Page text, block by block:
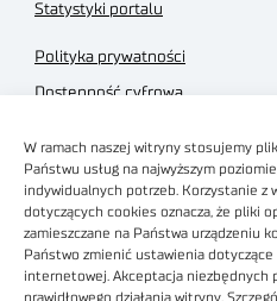
W ramach naszej witryny stosujemy
Państwu usług na najwyższym
indywidualnych potrzeb. Korzystanie z
dotyczących cookies oznacza, że pliki
zamieszczane na Państwa urządzeniu
Państwo zmienić ustawienia
internetowej. Akceptacja niezbędnych
prawidłowego działania witryny.
Statystyki portalu
Polityka prywatności
Dostępność cyfrowa
Regulamin sklepu
Obrazy stockowe